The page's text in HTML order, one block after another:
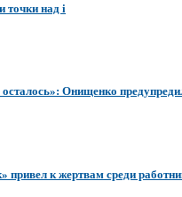
точки над i
Онищенко
привел к жертвам среди